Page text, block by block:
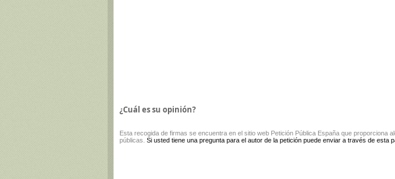
¿Cuál es su opinión?
Esta recogida de firmas se encuentra en el sitio web Petición Pública España que proporciona
públicas. Si usted tiene una pregunta para el autor de la petición puede enviar a través de esta